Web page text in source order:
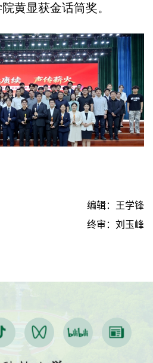
黄显获金话筒奖。
编辑：王学锋
终审：刘玉峰